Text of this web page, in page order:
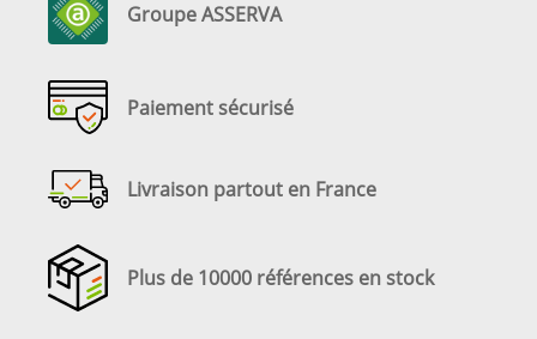
Groupe ASSERVA
Paiement sécurisé
Livraison partout en France
Plus de 10000 références en stock